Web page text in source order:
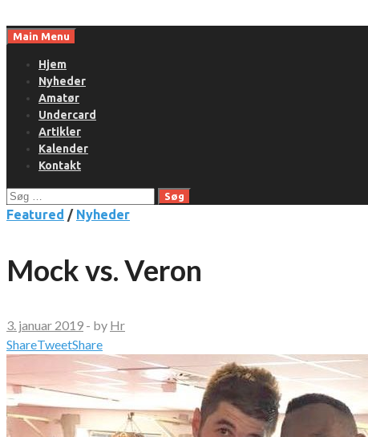
toMain Menu
Hjem
Nyheder
Amatør
Undercard
Artikler
Kalender
Kontakt
Søg
efter:
Featured / Nyheder
Mock vs. Veron
3. januar 2019 - by Hr
ShareTweetShare